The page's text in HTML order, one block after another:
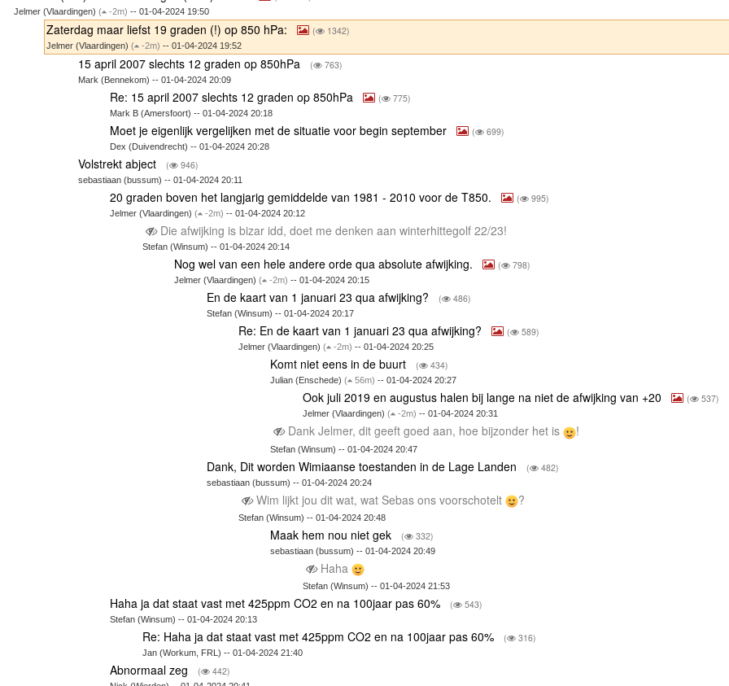
Jelmer (Vlaardingen) ( -2m) -- 01-04-2024 19:50
Zaterdag maar liefst 19 graden (!) op 850 hPa: ( 1342)
Jelmer (Vlaardingen)( -2m) -- 01-04-2024 19:52
15 april 2007 slechts 12 graden op 850hPa ( 763)
Mark (Bennekom) -- 01-04-2024 20:09
Re: 15 april 2007 slechts 12 graden op 850hPa ( 775)
Mark B (Amersfoort) -- 01-04-2024 20:18
Moet je eigenlijk vergelijken met de situatie voor begin september ( 699)
Dex (Duivendrecht) -- 01-04-2024 20:28
Volstrekt abject ( 946)
sebastiaan (bussum) -- 01-04-2024 20:11
20 graden boven het langjarig gemiddelde van 1981 - 2010 voor de T850. ( 995)
Jelmer (Vlaardingen)( -2m) -- 01-04-2024 20:12
Die afwijking is bizar idd, doet me denken aan winterhittegolf 22/23!
Stefan (Winsum) -- 01-04-2024 20:14
Nog wel van een hele andere orde qua absolute afwijking. ( 798)
Jelmer (Vlaardingen)( -2m) -- 01-04-2024 20:15
En de kaart van 1 januari 23 qua afwijking? ( 486)
Stefan (Winsum) -- 01-04-2024 20:17
Re: En de kaart van 1 januari 23 qua afwijking? ( 589)
Jelmer (Vlaardingen) ( -2m) -- 01-04-2024 20:25
Komt niet eens in de buurt ( 434)
Julian (Enschede)( 56m) -- 01-04-2024 20:27
Ook juli 2019 en augustus halen bij lange na niet de afwijking van +20 ( 537)
Jelmer (Vlaardingen) ( -2m) -- 01-04-2024 20:31
Dank Jelmer, dit geeft goed aan, hoe bijzonder het is !
Stefan (Winsum) -- 01-04-2024 20:47
Dank, Dit worden Wimiaanse toestanden in de Lage Landen ( 482)
sebastiaan (bussum) -- 01-04-2024 20:24
Wim lijkt jou dit wat, wat Sebas ons voorschotelt ?
Stefan (Winsum) -- 01-04-2024 20:48
Maak hem nou niet gek ( 332)
sebastiaan (bussum) -- 01-04-2024 20:49
Haha
Stefan (Winsum) -- 01-04-2024 21:53
Haha ja dat staat vast met 425ppm CO2 en na 100jaar pas 60% ( 543)
Stefan (Winsum) -- 01-04-2024 20:13
Re: Haha ja dat staat vast met 425ppm CO2 en na 100jaar pas 60% ( 316)
Jan (Workum, FRL) -- 01-04-2024 21:40
Abnormaal zeg ( 442)